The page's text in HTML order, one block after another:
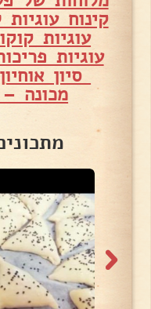
קינוח
עוגיות
עוגיות
סיון
מכונה –